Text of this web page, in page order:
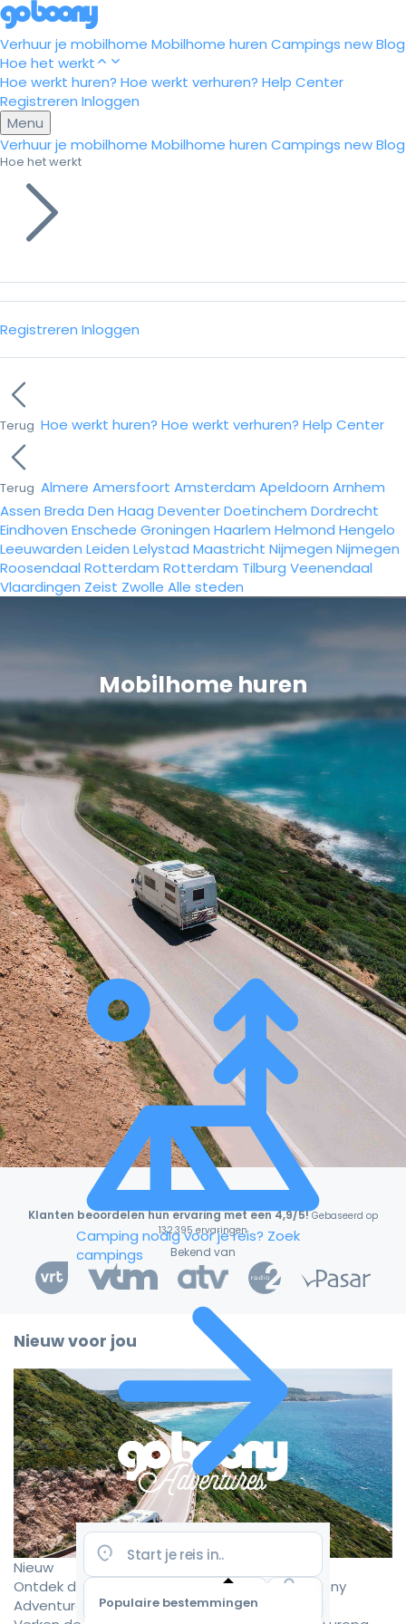
Verhuur je mobilhome Mobilhome huren Campings newBlog
Hoe het werkt
Hoe werkt huren? Hoe werkt verhuren? Help Center
Registreren Inloggen
Menu
Verhuur je mobilhome Mobilhome huren Campings newBlog
Hoe het werkt
Registreren Inloggen
Terug Hoe werkt huren? Hoe werkt verhuren? Help Center
Terug Almere Amersfoort Amsterdam Apeldoorn Arnhem
Assen Breda Den Haag DeventerDoetinchem Dordrecht
Eindhoven Enschede Groningen Haarlem Helmond Hengelo
Leeuwarden Leiden Lelystad Maastricht Nijmegen Nijmegen
Roosendaal Rotterdam Rotterdam Tilburg Veenendaal
Vlaardingen Zeist Zwolle Alle steden
Camping nodig voor je reis? Zoek
campings
Populaire bestemmingen
Mobilhome huren
Klanten beoordelen hun ervaring met een 4,9/5! Gebaseerd op
132.395 ervaringen
Bekend van
Nieuw voor jou
Nieuw
Ontdek de mooiste camperroutes met Goboony
Adventures